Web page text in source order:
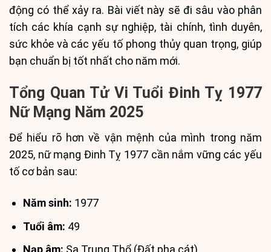
động có thể xảy ra. Bài viết này sẽ đi sâu vào phân
tích các khía cạnh sự nghiệp, tài chính, tình duyên,
sức khỏe và các yếu tố phong thủy quan trọng, giúp
bạn chuẩn bị tốt nhất cho năm mới.
Tổng Quan Tử Vi Tuổi Đinh Tỵ 1977
Nữ Mạng Năm 2025
Để hiểu rõ hơn về vận mệnh của mình trong năm
2025, nữ mạng Đinh Tỵ 1977 cần nắm vững các yếu
tố cơ bản sau:
Năm sinh: 1977
Tuổi âm: 49